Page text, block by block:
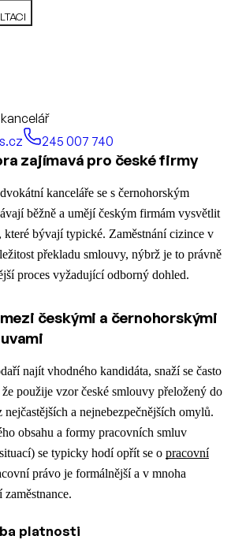
245 007 740
zajímavá pro české firmy
kanceláře se s černohorským
běžně a umějí českým firmám vysvětlit
které bývají typické. Zaměstnání cizince v
překladu smlouvy, nýbrž je to právně
proces vyžadující odborný dohled.
českými a černohorskými
najít vhodného kandidáta, snaží se často
použije vzor české smlouvy přeložený do
a nejnebezpečnějších omylů.
obsahu a formy pracovních smluv
se typicky hodí opřít se o pracovní
právo je formálnější a v mnoha
platnosti